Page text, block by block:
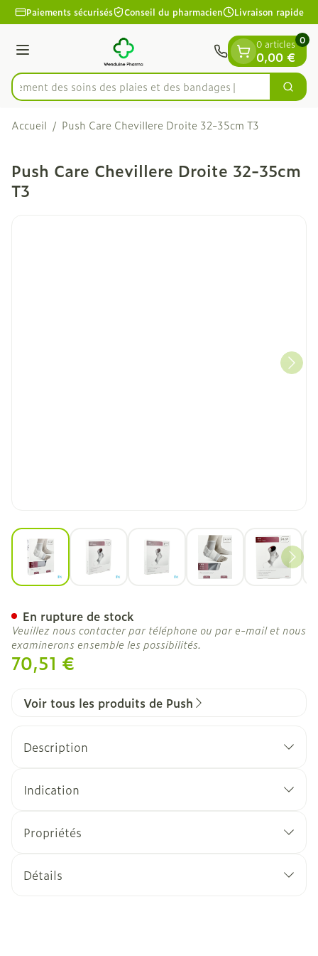
Aller au contenu
1 de 1
Paiements sécurisés Conseil du pharmacien Livraison rapide
Menu
Rechercherdes soins des plaies et des bandages
0 articles
0,00 €
0
Accueil / Push Care Chevillere Droite 32-35cm T3
Push Care Chevillere Droite 32-35cm
T3
View larger imageView larger imageView larger imageView larger image
View
70,51 €
En rupture de stock
Veuillez nous contacter par téléphone ou par e-mail et nous
examinerons ensemble les possibilités.
Voir tous les produits de Push
Description
Indication
Légères irritations de la capsule
léger)
Propriétés
Détails